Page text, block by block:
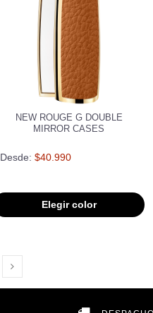
NEW ROUGE G DOUBLE
MIRROR CASES
Desde: $40.990
Elegir color